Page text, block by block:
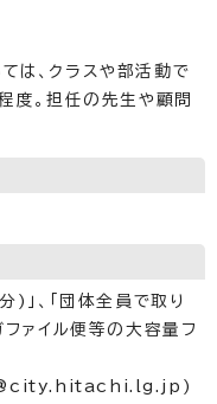
は、クラスや部活動で
度。担任の先生や顧問
」、「団体全員で取り
ァイル便等の大容量フ